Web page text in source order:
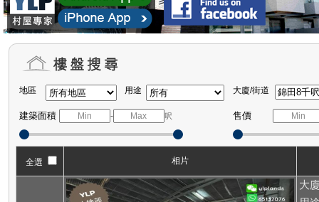
地區 用途 大廈/街道
建築面積 - 呎 售價
全選 相片
大